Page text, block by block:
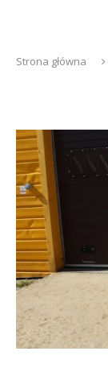
Strona główna